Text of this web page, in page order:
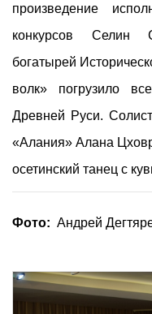
произведение
конкурсов Селин
богатырей
волк» погрузило
Древней Руси.
«Алания» Алана
осетинский танец с
Фото: Андрей